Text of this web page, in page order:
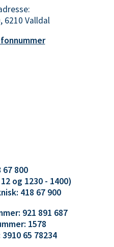
6210 Valldal
67 800
og 1230 - 1400)
418 67 900
921 891 687
1578
65 78234